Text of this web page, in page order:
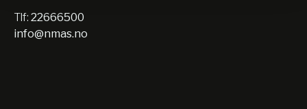
Tlf: 22666500
info@nmas.no